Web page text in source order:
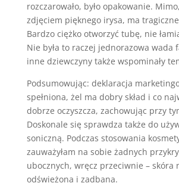
rozczarowało, było opakowanie.
zdjęciem pięknego irysa, ma
Bardzo ciężko otworzyć tubę, nie
Nie była to raczej jednorazowa wada
inne dziewczyny także wspominały
Podsumowując: deklaracja
spełniona, żel ma dobry skład i co
dobrze oczyszcza, zachowując przy
Doskonale się sprawdza także do
soniczną. Podczas stosowania
zauważyłam na sobie żadnych
ubocznych, wręcz przeciwnie – skóra
odświeżona i zadbana.